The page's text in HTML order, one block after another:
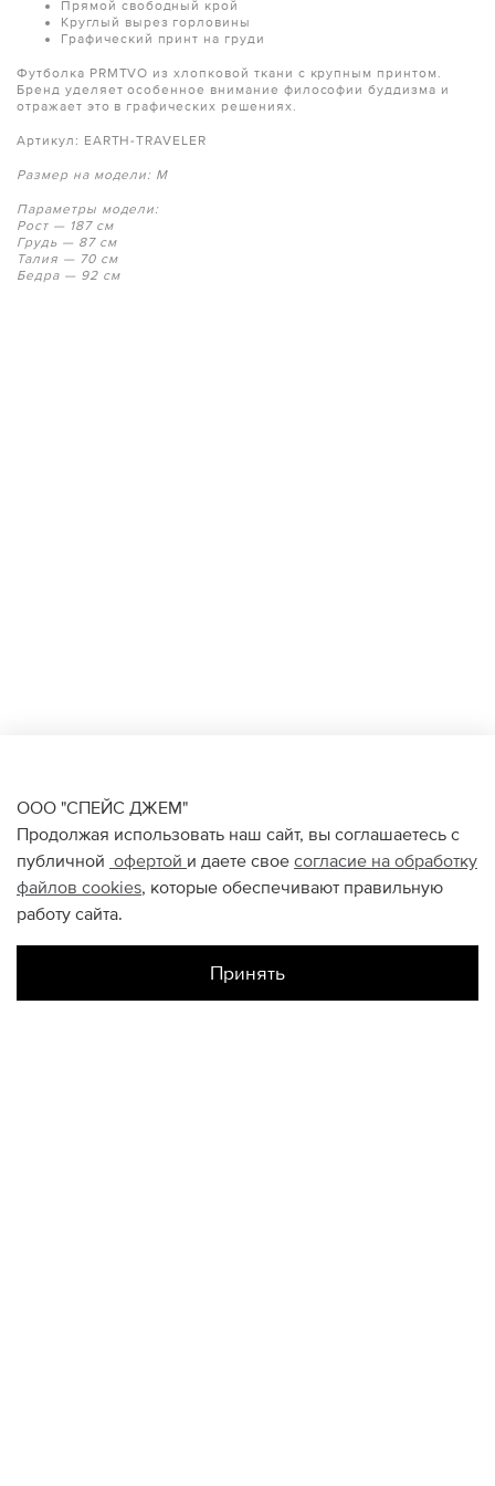
Прямой свободный крой
Круглый вырез горловины
Графический принт на груди
Футболка PRMTVO из хлопковой ткани с крупным принтом.
Бренд уделяет особенное внимание философии буддизма и
отражает это в графических решениях.
Артикул: EARTH-TRAVELER
Размер на модели: M
Параметры модели:
Рост — 187 см
Грудь — 87 см
Талия — 70 см
Бедра — 92 см
ООО "СПЕЙС ДЖЕМ"
Продолжая использовать наш сайт, вы соглашаетесь с
публичной офертой и даете свое согласие на обработку
файлов cookies, которые обеспечивают правильную
работу сайта.
Принять